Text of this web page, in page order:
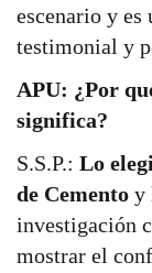
escenario y es
testimonial y
APU: ¿Por
significa?
S.S.P.: Lo
de Cemento y
investigación
mostrar el